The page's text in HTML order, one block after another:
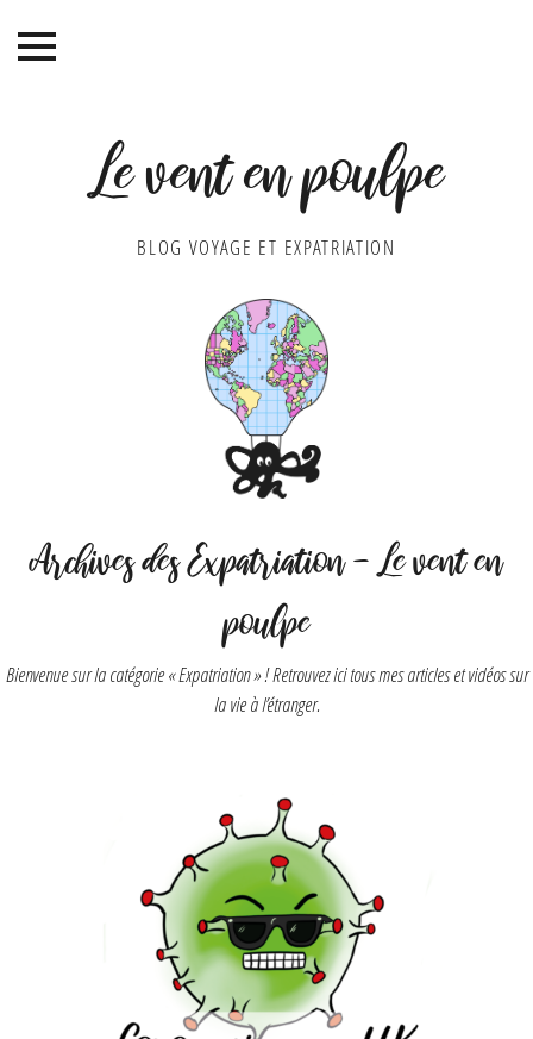
Le vent en poulpe
BLOG VOYAGE ET EXPATRIATION
Archives des Expatriation - Le vent en
poulpe
Bienvenue sur la catégorie « Expatriation » ! Retrouvez ici tous mes articles et vidéos sur
la vie à l’étranger.